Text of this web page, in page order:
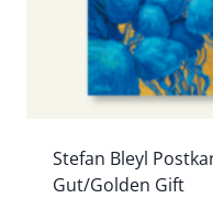
Stefan Bleyl
Gut/Golden Gift